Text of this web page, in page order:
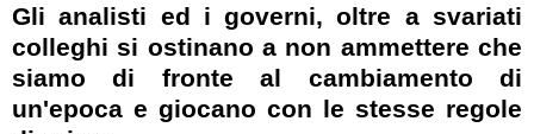
Gli analisti ed i governi, oltre a svariati
colleghi si ostinano a non ammettere che
siamo di fronte al cambiamento di
un'epoca e giocano con le stesse regole